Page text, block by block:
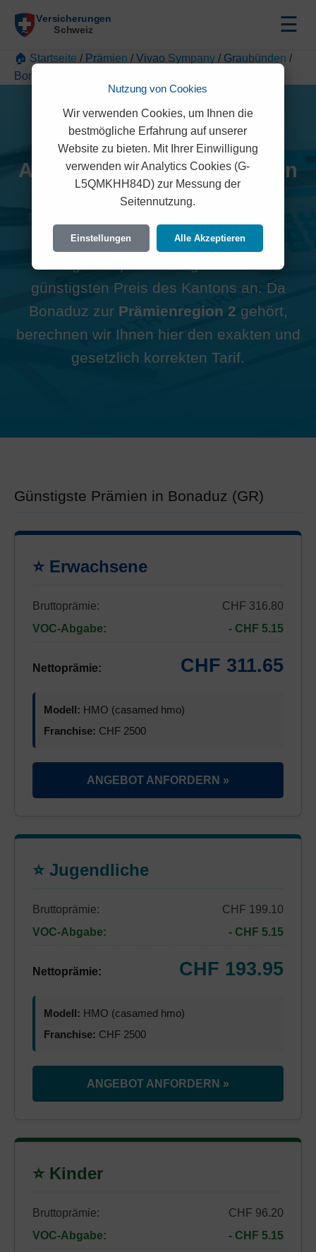
☰
🏠 Startseite / Prämien / Vivao Sympany / Graubünden /
Bonaduz
Alle Vivao Sympany Prämien
in Bonaduz (7402)
Hinweis zur Region:Viele
günstigsten Preis des Kantons an. Da
Bonaduz zur Prämienregion 2 gehört,
berechnen wir Ihnen hier den exakten und
gesetzlich korrekten Tarif.
Günstigste Prämien in Bonaduz (GR)
⭐ Erwachsene
Bruttoprämie:
CHF 316.80
VOC-Abgabe:
- CHF 5.15
Nettoprämie: CHF 311.65
Modell: HMO (casamed hmo)
Franchise: CHF 2500
ANGEBOT ANFORDERN »
⭐ Jugendliche
Bruttoprämie:
CHF 199.10
VOC-Abgabe:
- CHF 5.15
Nettoprämie: CHF 193.95
Modell: HMO (casamed hmo)
Franchise: CHF 2500
ANGEBOT ANFORDERN »
⭐ Kinder
Bruttoprämie:
CHF 96.20
VOC-Abgabe:
- CHF 5.15
Nutzung von Cookies
Wir verwenden Cookies, um Ihnen die
bestmögliche Erfahrung auf unserer
Website zu bieten. Mit Ihrer Einwilligung
verwenden wir Analytics Cookies (G-
L5QMKHH84D) zur Messung der
Seitennutzung.
Einstellungen Alle Akzeptieren